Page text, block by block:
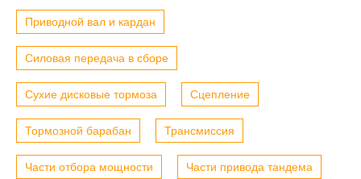
Приводной вал и кардан
Силовая передача в сборе
Сухие дисковые тормоза Сцепление
Тормозной барабан Трансмиссия
Части отбора мощности Части привода тандема